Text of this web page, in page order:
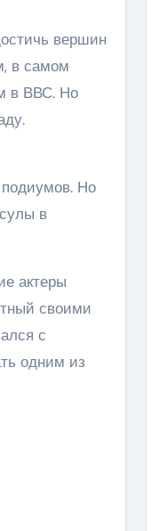
вершин
в самом
в ВВС. Но
Но
в
актеры
своими
с
одним из